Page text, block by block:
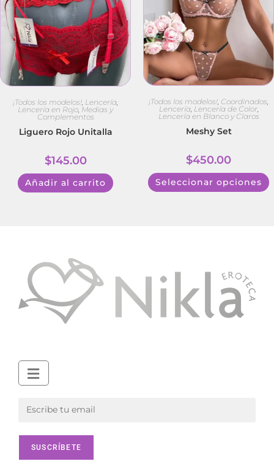
¡Todos los modelos! Lencería
Lencería en Rojo Medias y
Complementos
Liguero Rojo Unitalla
$145.00
Añadir al carrito
¡Todos los modelos!, Coordinados,
Lencería, Lencería de Color,
Lencería en Blanco y Claros
Meshy Set
$450.00
Seleccionar opciones